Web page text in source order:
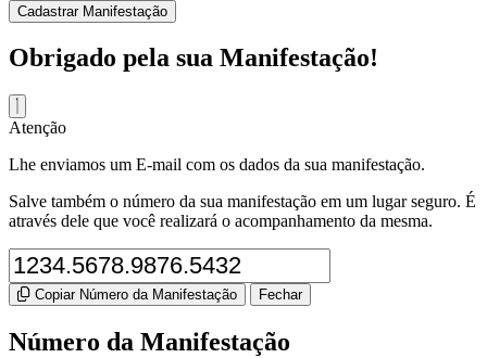
Cadastrar Manifestação
Obrigado pela sua Manifestação!
Atenção
Lhe enviamos um E-mail com os dados da sua manifestação.
Salve também o número da sua manifestação em um lugar seguro. É
através dele que você realizará o acompanhamento da mesma.
Copiar Número da Manifestação Fechar
Número da Manifestação